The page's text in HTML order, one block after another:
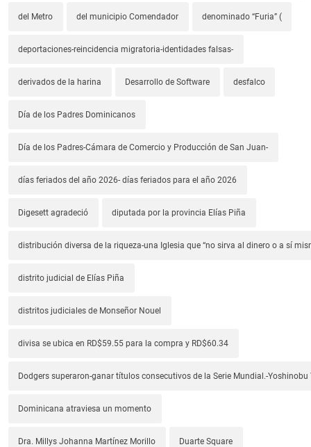
del Metro del municipio Comendador denominado “Furia” (
deportaciones-reincidencia migratoria-identidades falsas-
derivados de la harina Desarrollo de Software desfalco
Día de los Padres Dominicanos
Día de los Padres-Cámara de Comercio y Producción de San Juan-
días feriados del año 2026- días feriados para el año 2026
Digesett agradeció diputada por la provincia Elías Piña
distribución diversa de la riqueza-una Iglesia que “no sirva al dinero o a sí
distrito judicial de Elías Piña
distritos judiciales de Monseñor Nouel
divisa se ubica en RD$59.55 para la compra y RD$60.34
Dodgers superaron-ganar títulos consecutivos de la Serie Mundial.-
Dominicana atraviesa un momento
Dra. Millys Johanna Martínez Morillo Duarte Square